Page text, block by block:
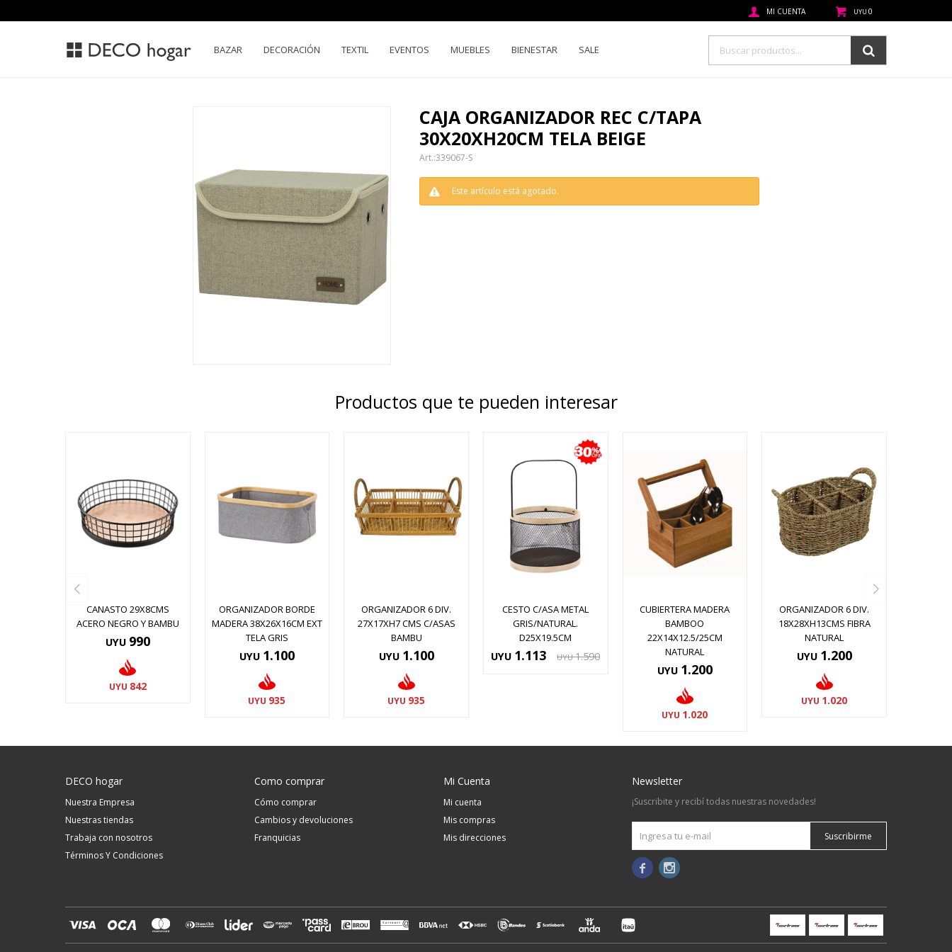
BAZAR DECORACIÓN TEXTIL EVENTOS MUEBLES BIENESTAR SALE
UYU 0
CAJA ORGANIZADOR REC C/TAPA
30X20XH20CM TELA BEIGE
339067-S
Este artículo está agotado.
Productos que te pueden interesar
CANASTO 29X8CMS
ACERO NEGRO Y BAMBU
UYU 990
UYU 842
ORGANIZADOR BORDE
MADERA 38X26X16CM EXT
TELA GRIS
UYU 1.100
UYU 935
ORGANIZADOR 6 DIV.
27X17XH7 CMS C/ASAS
BAMBU
UYU 1.100
UYU 935
CESTO C/ASA METAL
GRIS/NATURAL.
D25X19.5CM
UYU 1.113 UYU 1.590
CUBIERTERA MADERA
BAMBOO
22X14X12.5/25CM
NATURAL
UYU 1.200
UYU 1.020
ORGANIZADOR 6 DIV.
18X28XH13CMS FIBRA
NATURAL
UYU 1.200
UYU 1.020
DECO hogar
Nuestra Empresa
Nuestras tiendas
Trabaja con nosotros
Términos Y Condiciones
Como comprar
Cómo comprar
Cambios y devoluciones
Franquicias
Mi Cuenta
Mi cuenta
Mis compras
Mis direcciones
Newsletter
¡Suscribite y recibí todas nuestras novedades!
Suscribirme
 